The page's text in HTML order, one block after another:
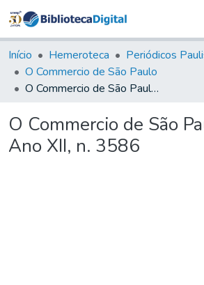
&
Coleções
Tudo na
Biblioteca
Estatísticas
Início Hemeroteca
Periódicos
O Commercio de São Paulo
O Commercio de São Paulo, 1904, Ano XII, n. 3586
O Commercio de São
Ano XII, n. 3586